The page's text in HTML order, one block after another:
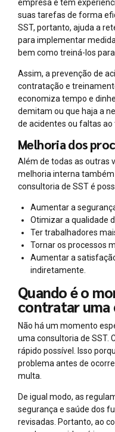
empresa e têm
suas tarefas de forma
SST, portanto, ajuda a
para implementar
bem como treiná-los
Assim, a prevenção de
contratação e
economiza tempo e
demitam ou que haja a
de acidentes ou faltas ao
Melhoria dos
Além de todas as outras
melhoria interna
consultoria de SST é
Aumentar a
Otimizar a qualidade
Ter trabalhadores
Tornar os processos
Aumentar a
indiretamente.
Quando é o
contratar uma
Não há um momento
uma consultoria de SST.
rápido possível. Isso
problema antes de
multa.
De igual modo, as
segurança e saúde dos
revisadas. Portanto, ao